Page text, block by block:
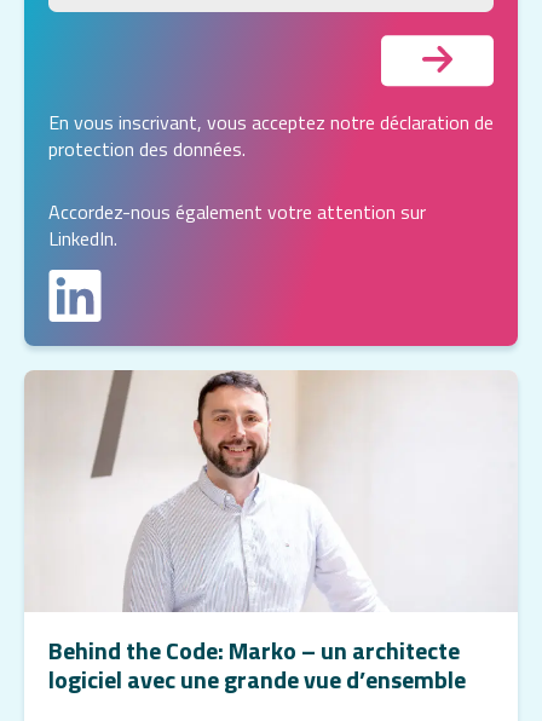
En vous inscrivant, vous acceptez notre déclaration de
protection des données.
Accordez-nous également votre attention sur
LinkedIn.
Behind the Code: Marko – un architecte
logiciel avec une grande vue d’ensemble